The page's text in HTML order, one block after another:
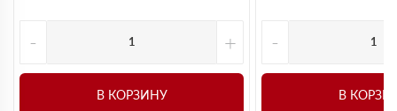
- +
В КОРЗИНУ
-
В